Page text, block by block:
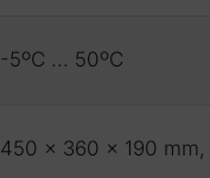
-5ºC ... 50ºC
450 x 360 x 190 mm,